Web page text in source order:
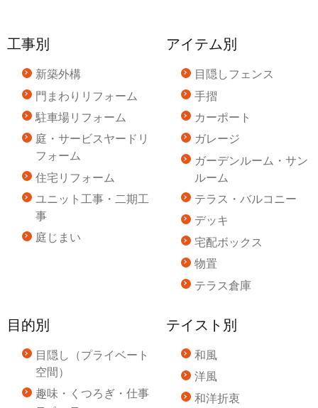
工事別
新築外構
門まわりリフォーム
駐車場リフォーム
庭・サービスヤードリ
フォーム
住宅リフォーム
ユニット工事・二期工
事
庭じまい
アイテム別
目隠しフェンス
手摺
カーポート
ガレージ
ガーデンルーム・サン
ルーム
テラス・バルコニー
デッキ
宅配ボックス
物置
テラス倉庫
目的別
目隠し（プライベート
空間）
趣味・くつろぎ・仕事
テイスト別
和風
洋風
和洋折衷